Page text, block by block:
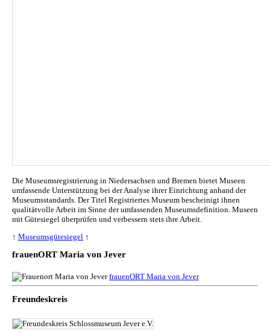
Die Museumsregistrierung in Niedersachsen und Bremen bietet Museen
umfassende Unterstützung bei der Analyse ihrer Einrichtung anhand der
Museumsstandards. Der Titel Registriertes Museum bescheinigt ihnen
qualitätvolle Arbeit im Sinne der umfassenden Museumsdefinition. Museen
mit Gütesiegel überprüfen und verbessern stets ihre Arbeit.
↑ Museumsgütesiegel ↑
frauenORT Maria von Jever
frauenORT Maria von Jever
Freundeskreis